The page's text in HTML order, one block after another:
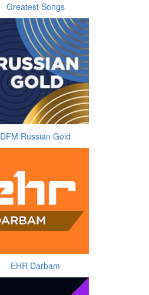
Greatest Songs
DFM Russian Gold
EHR Darbam